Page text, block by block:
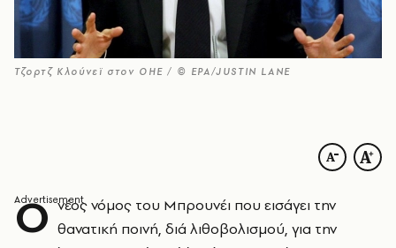
Τζορτζ Κλούνεϊ στον ΟΗΕ / © EPA/JUSTIN LANE
Ο νέος νόμος του Μπρουνέι που εισάγει την
θανατική ποινή, διά λιθοβολισμού, για την